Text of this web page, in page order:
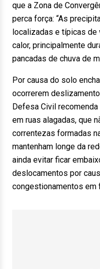
que a Zona de
perca força: “As
localizadas e típicas de
calor, principalmente
pancadas de chuva de
Por causa do solo
ocorrerem
Defesa Civil
em ruas alagadas, que
correntezas formadas
mantenham longe da
ainda evitar ficar
deslocamentos por
congestionamentos em